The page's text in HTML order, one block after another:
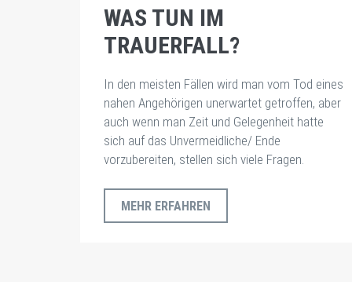
WAS TUN IM
TRAUERFALL?
In den meisten Fällen wird man vom Tod eines
nahen Angehörigen unerwartet getroffen, aber
auch wenn man Zeit und Gelegenheit hatte
sich auf das Unvermeidliche/ Ende
vorzubereiten, stellen sich viele Fragen.
MEHR ERFAHREN